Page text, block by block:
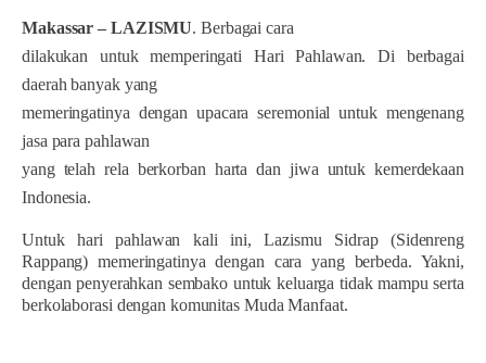
Makassar – LAZISMU. Berbagai cara
dilakukan untuk memperingati Hari Pahlawan. Di berbagai
daerah banyak yang
memeringatinya dengan upacara seremonial untuk mengenang
jasa para pahlawan
yang telah rela berkorban harta dan jiwa untuk kemerdekaan
Indonesia.
Untuk hari pahlawan kali ini, Lazismu Sidrap (Sidenreng
Rappang) memeringatinya dengan cara yang berbeda. Yakni,
dengan penyerahkan sembako untuk keluarga tidak mampu serta
berkolaborasi dengan komunitas Muda Manfaat.